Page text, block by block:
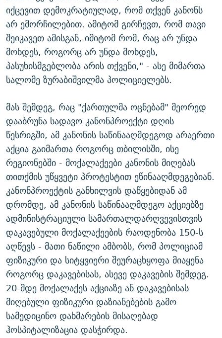
იქცევით დემოკრატიულად, რომ თქვენ კანონს
არ ემორჩილებით. ამიტომ გირჩევთ, რომ თავი
შეიკავეთ ამისგან, იმიტომ რომ, რაც არ უნდა
მოხდეს, როგორც არ უნდა მოხდეს,
პასუხისმგებლობა არის თქვენი," - ასე მიმართა
სალომე ზურაბიშვილმა პოლიციელებს.
მას შემდეგ, რაც "ქართულმა ოცნებამ" მეორედ
დააბრუნა სადავო კანონპროექტი დღის
წესრიგში, ამ კანონის საწინააღმდეგოდ არაერთი
აქცია გაიმართა როგორც თბილისში, ისე
რეგიონებში - მოქალაქეები კანონის მიღებას
თითქმის უწყვეტი პროტესტით ეწინააღმდეგებიან.
კანონპროექტის განხილვის დაწყებიდან ამ
დრომდე, ამ კანონის საწინააღმდეგო აქციებზე
ადმინისტრაციული სამართალდარღვევისთვის
დაკავებული მოქალაქეების რაოდენობა 150-ს
აღწევს - მათი ნაწილი ამბობს, რომ პოლიციამ
ფიზიკური და სიტყვიერი შეურაცხყოფა მიაყენა
როგორც დაკავებისას, ასევე დაკავების შემდეგ.
20-მდე მოქალაქეს აქციაზე ან დაკავებისას
მიღებული ფიზიკური დაზიანებების გამო
სამედიცინო დახმარების მისაღებად
ჰოსპიტალიზაცია დასჭირდა.